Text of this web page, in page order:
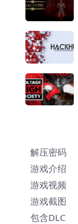
解压密码
游戏介绍
游戏视频
游戏截图
包含DLC